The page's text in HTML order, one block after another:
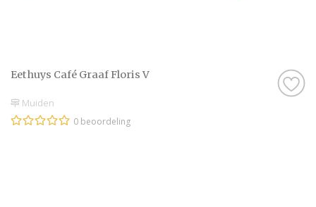
Eethuys Café Graaf Floris V
Muiden
0 beoordeling